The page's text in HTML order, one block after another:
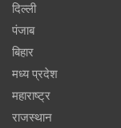
दिल्ली
पंजाब
बिहार
मध्य प्रदेश
महाराष्ट्र
राजस्थान